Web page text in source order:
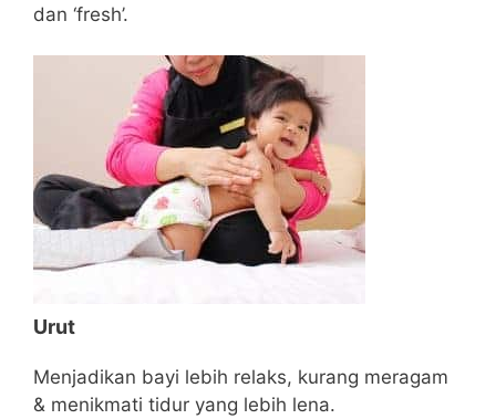
dan ‘fresh’.
Urut
Menjadikan bayi lebih relaks, kurang meragam
& menikmati tidur yang lebih lena.